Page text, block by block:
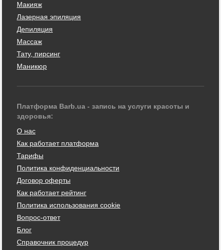
Макияж
Лазерная эпиляция
Депиляция
Массаж
Тату, пирсинг
Маникюр
Платформа Barb.ua - запись на услуги красоты и
здоровья:
О нас
Как работает платформа
Тарифы
Политика конфиденциальности
Договор оферты
Как работает рейтинг
Политика использования cookie
Вопрос-ответ
Блог
Справочник процедур